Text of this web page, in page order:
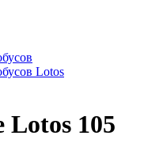
Lotos
Lotos 105